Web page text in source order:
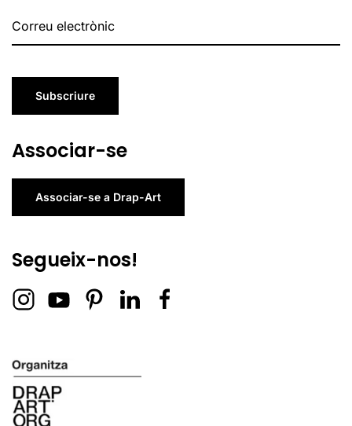
Subscriure
Associar-se
Associar-se a Drap-Art
Segueix-nos!